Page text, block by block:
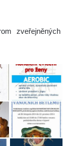
zveřejněných